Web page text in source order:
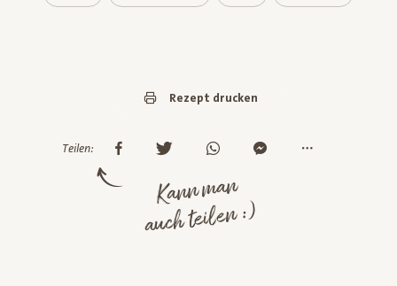
Rezept drucken
Teilen:
Kann man
auch teilen :)